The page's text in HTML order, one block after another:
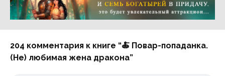
Реклама 16+ АО «ЛитГород»
204 комментария к книге “🍝 Повар-попаданка.
(Не) любимая жена дракона”